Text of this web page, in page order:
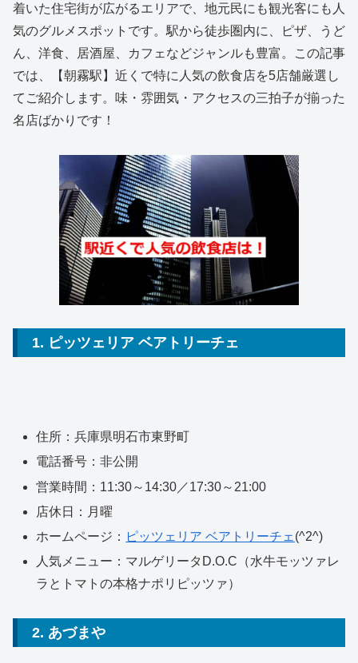
着いた住宅街が広がるエリアで、地元民にも観光客にも人
気のグルメスポットです。駅から徒歩圏内に、ピザ、うど
ん、洋食、居酒屋、カフェなどジャンルも豊富。この記事
では、【朝霧駅】近くで特に人気の飲食店を5店舗厳選し
てご紹介します。味・雰囲気・アクセスの三拍子が揃った
名店ばかりです！
1. ピッツェリア ベアトリーチェ
住所：兵庫県明石市東野町
電話番号：非公開
営業時間：11:30～14:30／17:30～21:00
店休日：月曜
ホームページ： ピッツェリア ベアトリーチェ (^2^)
人気メニュー：マルゲリータD.O.C（水牛モッツァレ
ラとトマトの本格ナポリピッツァ）
2. あづまや